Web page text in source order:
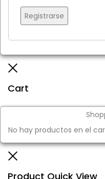
Registrarse
Cart
No hay productos en el
Product Quick View